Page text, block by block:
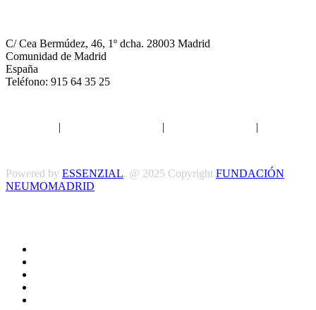
C/ Cea Bermúdez, 46, 1º dcha. 28003 Madrid
Comunidad de Madrid
España
Teléfono: 915 64 35 25
| | |
Powered by ESSENZIAL. @ 2025 Copyright FUNDACIÓN
NEUMOMADRID